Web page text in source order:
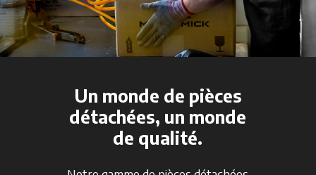
Un monde de pièces
détachées, un monde
de qualité.